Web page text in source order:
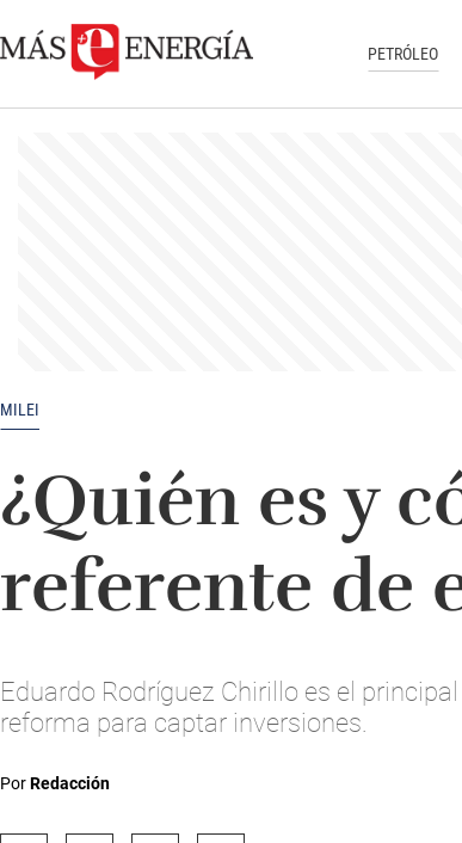
PETRÓLEO
MILEI
¿Quién es y
referente de
Eduardo Rodríguez Chirillo es el
reforma para captar inversiones.
PorRedacción